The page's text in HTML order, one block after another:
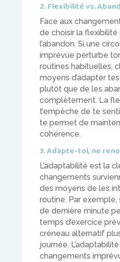
2. Flexibilité vs.
Face aux
de choisir la
l’abandon. Si une
imprévue perturbe
routines habituelles,
moyens d’adapter
plutôt que de les
complètement. La
t’empêche de te
te permet de
cohérence.
3. Adapte-toi, ne
L’adaptabilité est la
changements
des moyens de les
routine. Par exemple,
de dernière minute
temps d’exercice
créneau alternatif
journée.
changements